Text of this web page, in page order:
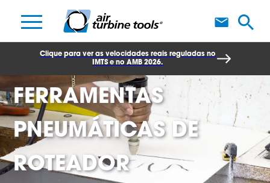
Clique para ver as velocidades reais reguladas no
IMTS e no AMB 2026.
FERRAMENTAS
PNEUMÁTICAS DE
ROTEADOR